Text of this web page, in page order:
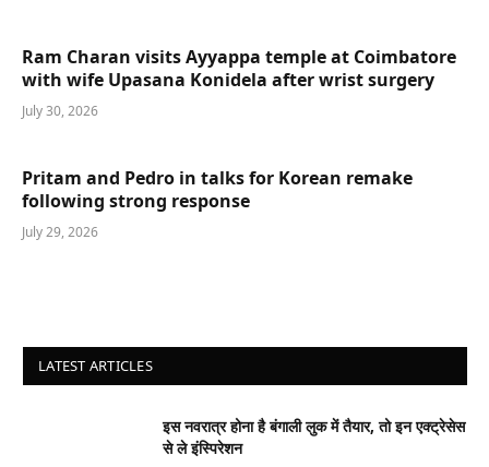
Ram Charan visits Ayyappa temple at Coimbatore
with wife Upasana Konidela after wrist surgery
July 30, 2026
Pritam and Pedro in talks for Korean remake
following strong response
July 29, 2026
LATEST ARTICLES
इस नवरात्र होना है बंगाली लुक में तैयार, तो इन एक्ट्रेसेस
से ले इंस्पिरेशन